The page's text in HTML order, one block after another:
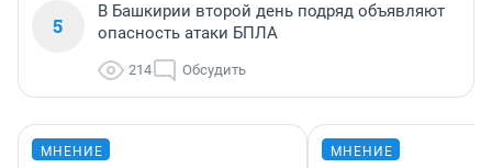
5
В Башкирии второй день подряд объявляют
опасность атаки БПЛА
214 Обсудить
МНЕНИЕ МНЕНИЕ